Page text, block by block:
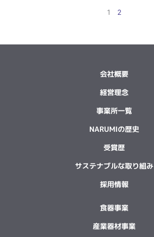
1 2
会社概要
経営理念
事業所一覧
NARUMIの歴史
受賞歴
サステナブルな取り組み
採用情報
食器事業
産業器材事業